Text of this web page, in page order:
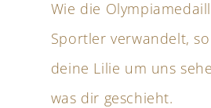
Wie die
Sportler verwandelt,
deine Lilie um uns
was dir geschieht.